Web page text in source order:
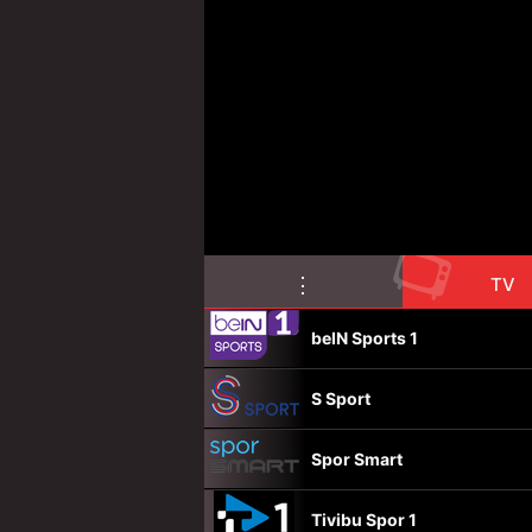
⋮ 📺 TV
beIN Sports 1
S Sport
Spor Smart
Tivibu Spor 1